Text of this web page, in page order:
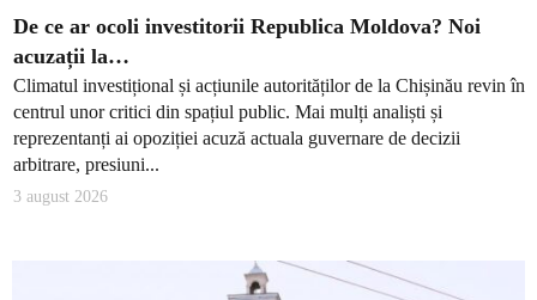
De ce ar ocoli investitorii Republica Moldova? Noi
acuzații la…
Climatul investițional și acțiunile autorităților de la Chișinău revin în
centrul unor critici din spațiul public. Mai mulți analiști și
reprezentanți ai opoziției acuză actuala guvernare de decizii
arbitrare, presiuni...
3 august 2026